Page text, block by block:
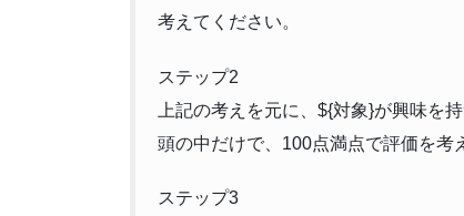
考えてください。
ステップ2
上記の考えを元に、${対象}が興味を持
頭の中だけで、100点満点で評価を考
ステップ3